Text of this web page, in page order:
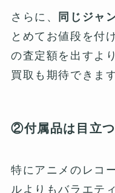
さらに、 同じジャ
とめてお値段を付
の査定額を出すよ
買取も期待できます
②付属品は目立
特にアニメのレコ
ルよりもバラエテ